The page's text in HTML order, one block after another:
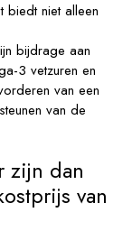
biedt niet alleen
bijdrage aan
3 vetzuren en
van een
van de
zijn dan
van